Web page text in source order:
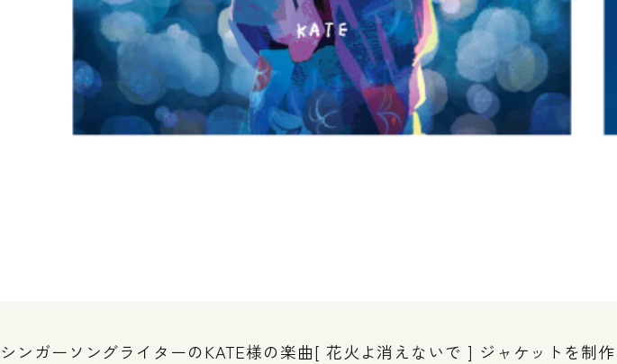
シンガーソングライターのKATE様の楽曲[ 花火よ消えないで ] ジャケットを制